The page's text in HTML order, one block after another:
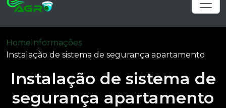
HomeInformações
Instalação de sistema de segurança apartamento
Instalação de sistema de
segurança apartamento